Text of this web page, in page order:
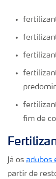
fim de
Já os adubos
partir de